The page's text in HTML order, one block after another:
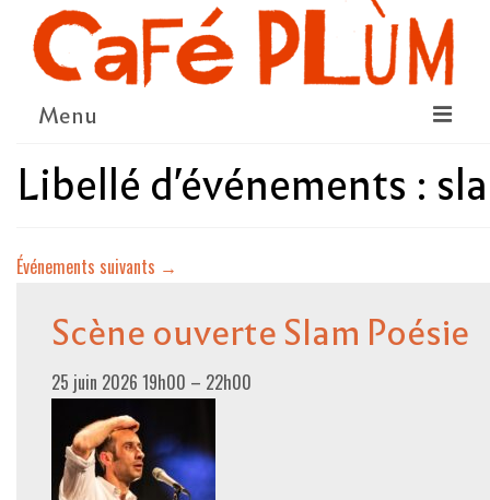
Menu
LE PROJET
LE CONSEIL COOPÉRATIF
DÉTAIL DES ÉVÉNEMENTS
LA SAISON CULTURELLE
AMI·ES ARTISTES
Libellé d'événements :
Événements suivants →
Scène ouverte Slam Poésie
25 juin 2026 19h00 – 22h00